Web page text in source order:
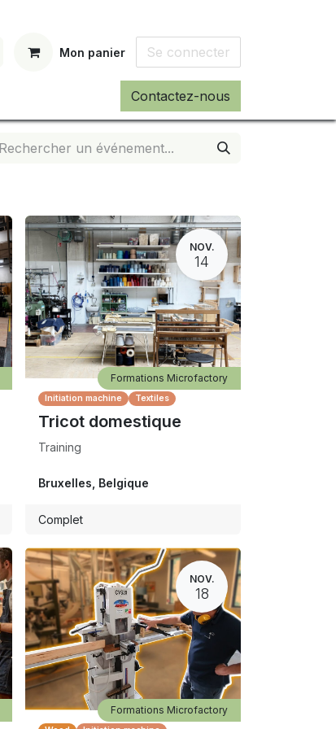
Mon panier Se connecter
Contactez-nous
NOV.
14
Initiation machine Textiles
Tricot domestique
Training
Formations Microfactory
Bruxelles Belgique
Complet
NOV.
18
Formations Microfactory